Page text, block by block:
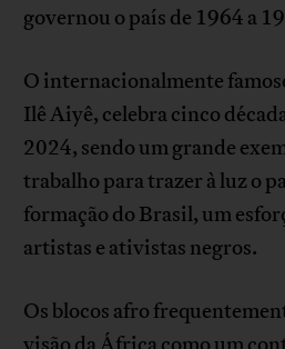
governou o país de 1964 a
O internacionalmente
Ilê Aiyê, celebra cinco
2024, sendo um grande
trabalho para trazer à luz o
formação do Brasil, um
artistas e ativistas negros.
Os blocos afro